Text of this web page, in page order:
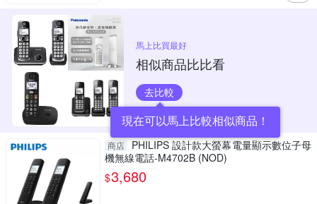
馬上比買最好
相似商品比比看
去比較
現在可以馬上比較相似商品！
商店
PHILIPS 設計款大螢幕電量顯示數位子母
機無線電話-M4702B (NOD)
$3,680